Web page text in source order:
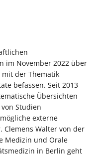
im November 2022 über
der Thematik
befassen. Seit 2013
Übersichten
Studien
externe
Clemens Walter von der
Medizin und Orale
in Berlin geht